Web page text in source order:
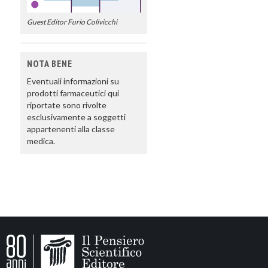
Guest Editor Furio Colivicchi
NOTA BENE
Eventuali informazioni su
prodotti farmaceutici qui
riportate sono rivolte
esclusivamente a soggetti
appartenenti alla classe
medica.